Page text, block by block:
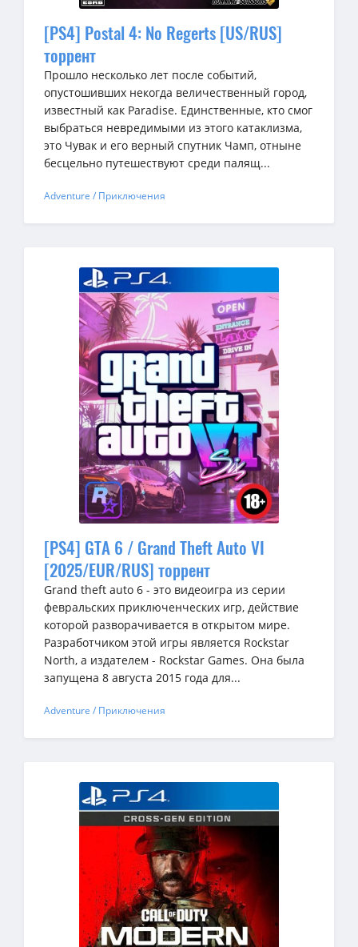
[PS4] Postal 4: No Regerts [US/RUS]
торрент
Прошло несколько лет после событий,
опустошивших некогда величественный город,
известный как Paradise. Единственные, кто смог
выбраться невредимыми из этого катаклизма,
это Чувак и его верный спутник Чамп, отныне
бесцельно путешествуют среди палящ...
Adventure / Приключения
[PS4] GTA 6 / Grand Theft Auto VI
[2025/EUR/RUS] торрент
Grand theft auto 6 - это видеоигра из серии
февральских приключенческих игр, действие
которой разворачивается в открытом мире.
Разработчиком этой игры является Rockstar
North, а издателем - Rockstar Games. Она была
запущена 8 августа 2015 года для...
Adventure / Приключения